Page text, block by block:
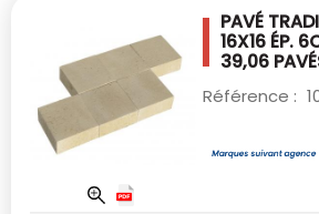
PAVÉ
16X16 ÉP.
39,06
Référence :